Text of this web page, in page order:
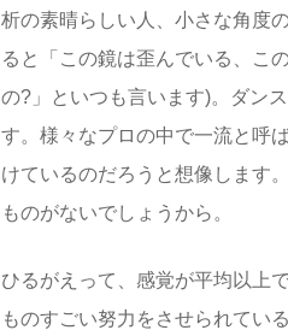
析の素晴らしい人、小さな角度
ると「この鏡は歪んでいる、こ
の?」といつも言います)。ダン
す。様々なプロの中で一流と呼
けているのだろうと想像します
ものがないでしょうから。
ひるがえって、感覚が平均以上
ものすごい努力をさせられてい